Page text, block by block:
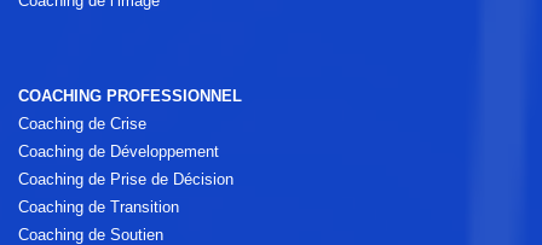
COACHING PROFESSIONNEL
Coaching de Crise
Coaching de Développement
Coaching de Prise de Décision
Coaching de Transition
Coaching de Soutien